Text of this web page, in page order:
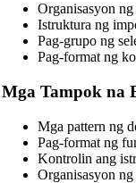
Organisasyon
Istruktura ng
Pag-grupo ng
Pag-format ng
Mga Tampok na
Mga pattern ng
Pag-format ng
Kontrolin ang
Organisasyon